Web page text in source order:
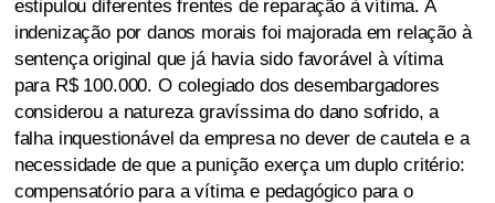
estipulou diferentes frentes de reparação à vítima. A
indenização por danos morais foi majorada em relação à
sentença original que já havia sido favorável à vítima
para R$ 100.000. O colegiado dos desembargadores
considerou a natureza gravíssima do dano sofrido, a
falha inquestionável da empresa no dever de cautela e a
necessidade de que a punição exerça um duplo critério:
compensatório para a vítima e pedagógico para o